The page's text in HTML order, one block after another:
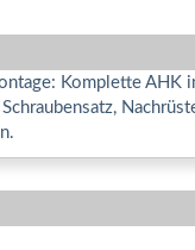
Komplette AHK